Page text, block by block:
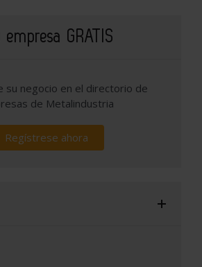
GRATIS
su negocio en el directorio de
de Metalindustria
Regístrese ahora